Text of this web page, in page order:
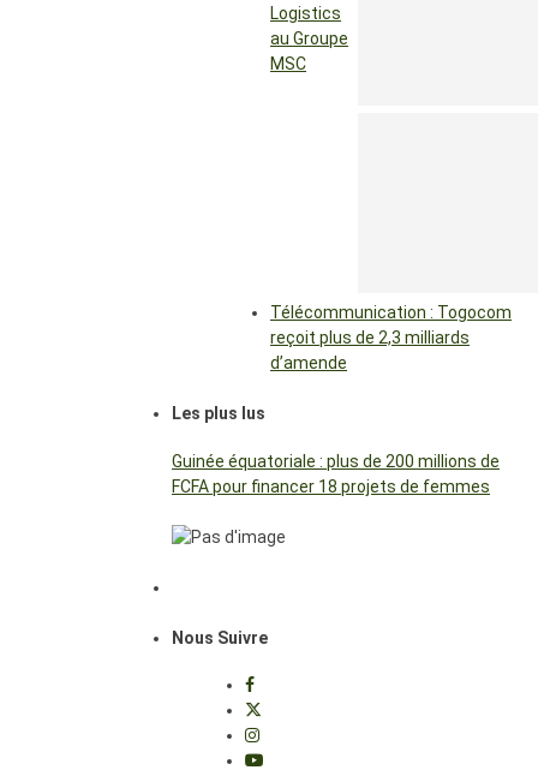
Logistics
au Groupe
MSC
Télécommunication : Togocom
reçoit plus de 2,3 milliards
d’amende
Les plus lus
Guinée équatoriale : plus de 200 millions de
FCFA pour financer 18 projets de femmes
Nous Suivre